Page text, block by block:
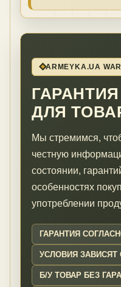
ARMEYKA.UA
ДЛЯ
Мы стремимся,
честную
состоянии,
особенностях
употреблении
ГАРАНТИЯ
УСЛОВИЯ ЗАВИСЯТ
Б/У ТОВАР БЕЗ